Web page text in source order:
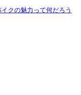
クの魅力って何だろう